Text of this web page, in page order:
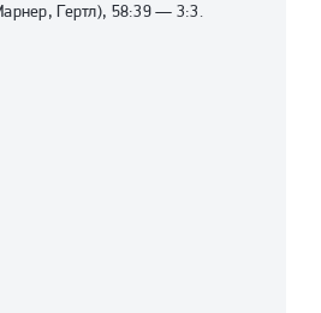
,Гертл), 58:39— 3:3.